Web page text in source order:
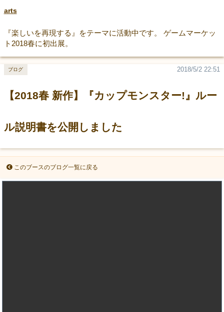
arts
『楽しいを再現する』をテーマに活動中です。 ゲームマーケッ
ト2018春に初出展。
【2018春 新作】『カップモンスター!』ルー
ル説明書を公開しました
2018/5/2 22:51
ブログ
このブースのブログ一覧に戻る